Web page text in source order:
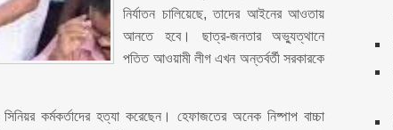
নির্যাতন চালিয়েছে, তাদের আইনের আওতায়
আনতে হবে। ছাত্র-জনতার অভ্যুত্থানে
পতিত আওয়ামী লীগ এখন অন্তর্বর্তী সরকারকে
কর্মকর্তাদের হত্যা করেছেন। হেফাজতের অনেক নিষ্পাপ বাচ্চা